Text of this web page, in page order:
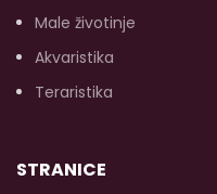
Male životinje
Akvaristika
Teraristika
STRANICE